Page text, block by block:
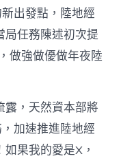
出發點，陸地經
局任務陳述初次提
做強做優做年夜陸
露，天然資本部將
加速推進陸地經
果我的愛是X，